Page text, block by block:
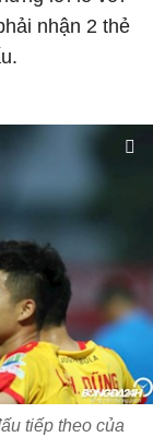
nhận 2 thẻ
tiếp theo của